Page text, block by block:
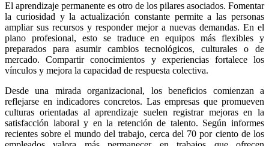
El aprendizaje permanente es otro de los pilares asociados. Fomentar
la curiosidad y la actualización constante permite a las personas
ampliar sus recursos y responder mejor a nuevas demandas. En el
plano profesional, esto se traduce en equipos más flexibles y
preparados para asumir cambios tecnológicos, culturales o de
mercado. Compartir conocimientos y experiencias fortalece los
vínculos y mejora la capacidad de respuesta colectiva.
Desde una mirada organizacional, los beneficios comienzan a
reflejarse en indicadores concretos. Las empresas que promueven
culturas orientadas al aprendizaje suelen registrar mejoras en la
satisfacción laboral y en la retención de talento. Según informes
recientes sobre el mundo del trabajo, cerca del 70 por ciento de los